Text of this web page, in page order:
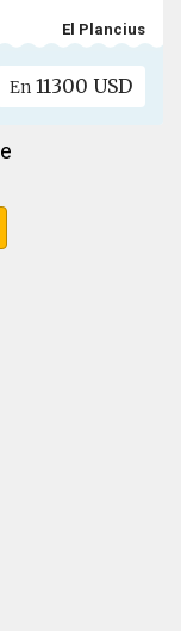
El Plancius
En 11300 USD